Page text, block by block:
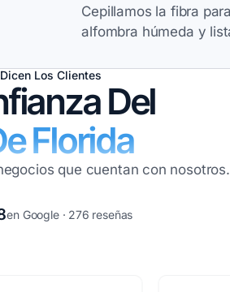
Cepillamos la fibra
alfombra húmeda y
Los Clientes
Del
Florida
que cuentan con nosotros.
en Google · 276 reseñas